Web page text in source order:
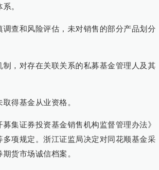
。
查和风险评估，未对销售的部分产品划分
，对存在关联关系的私募基金管理人及其
得基金从业资格。
集证券投资基金销售机构监督管理办法》
项规定。浙江证监局决定对同花顺基金采
货市场诚信档案。